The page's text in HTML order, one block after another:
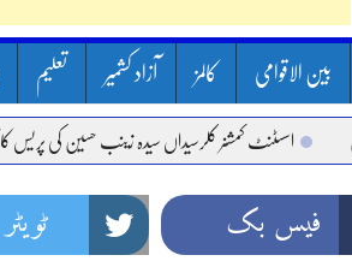
بین الاقوامی کالمز آزاد کشمیر تعلیم
اسسٹنٹ کمشنر کلرسیداں سیدہ زینب حسین کی پریس کانفرنس
فیس بک ٹویٹر